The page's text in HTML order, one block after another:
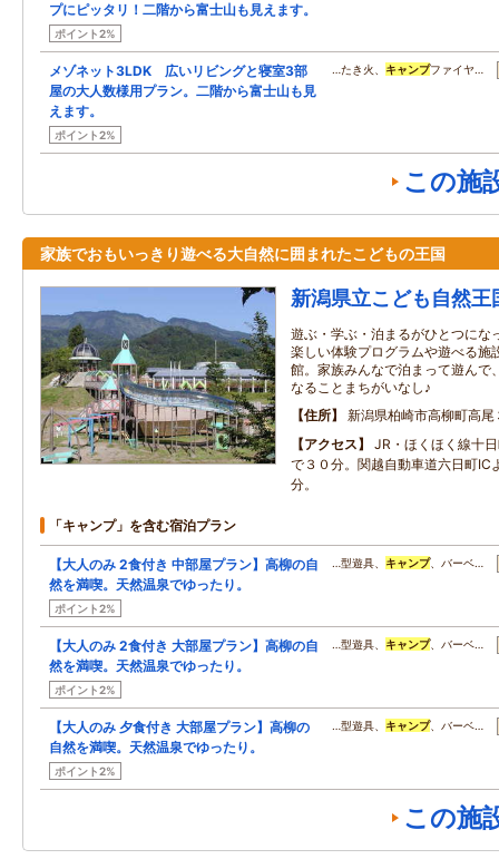
プにピッタリ！二階から富士山も見えます。
ポイント2%
メゾネット3LDK 広いリビングと寝室3部
屋の大人数様用プラン。二階から富士山も見
えます。
ポイント2%
…たき火、 キャンプファイヤ…
この施
家族でおもいっきり遊べる大自然に囲まれたこどもの王国
新潟県立こども自然王
遊ぶ・学ぶ・泊まるがひとつにな
楽しい体験プログラムや遊べる施
館。家族みんなで泊まって遊んで
なることまちがいなし♪
住所
新潟県柏崎市高柳町高尾
アクセス
JR・ほくほく線十
で３０分。関越自動車道六日町IC
分。
「キャンプ」を含む宿泊プラン
【大人のみ 2食付き 中部屋プラン】高柳の自
然を満喫。天然温泉でゆったり。
ポイント2%
…型遊具、 キャンプ、バーベ…
【大人のみ 2食付き 大部屋プラン】高柳の自
然を満喫。天然温泉でゆったり。
ポイント2%
…型遊具、 キャンプ、バーベ…
【大人のみ 夕食付き 大部屋プラン】高柳の
自然を満喫。天然温泉でゆったり。
ポイント2%
…型遊具、 キャンプ、バーベ…
この施